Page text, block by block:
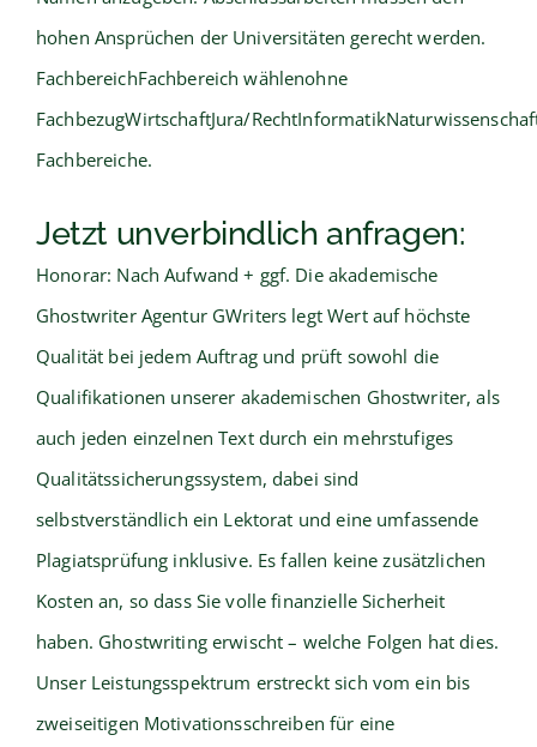
hohen Ansprüchen der Universitäten gerecht werden.
FachbereichFachbereich wählenohne
FachbezugWirtschaftJura/
Fachbereiche.
Jetzt unverbindlich anfragen:
Honorar: Nach Aufwand + ggf. Die akademische
Ghostwriter Agentur GWriters legt Wert auf höchste
Qualität bei jedem Auftrag und prüft sowohl die
Qualifikationen unserer akademischen Ghostwriter, als
auch jeden einzelnen Text durch ein mehrstufiges
Qualitätssicherungssystem, dabei sind
selbstverständlich ein Lektorat und eine umfassende
Plagiatsprüfung inklusive. Es fallen keine zusätzlichen
Kosten an, so dass Sie volle finanzielle Sicherheit
haben. Ghostwriting erwischt – welche Folgen hat dies.
Unser Leistungsspektrum erstreckt sich vom ein bis
zweiseitigen Motivationsschreiben für eine